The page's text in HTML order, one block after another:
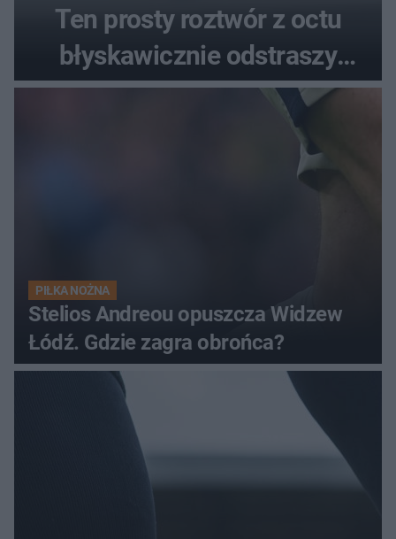
Ten prosty roztwór z octu
błyskawicznie odstraszy
uciążliwe owady
PIŁKA NOŻNA
Stelios Andreou opuszcza Widzew
Łódź. Gdzie zagra obrońca?